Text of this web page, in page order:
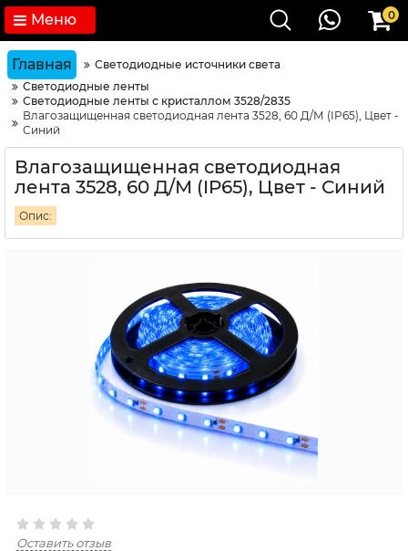
Меню 0
Главная
Светодиодные источники света
Светодиодные ленты
Светодиодные ленты с кристаллом 3528/2835
Влагозащищенная светодиодная лента 3528, 60 Д/М (IP65), Цвет -
Синий
Влагозащищенная светодиодная
лента 3528, 60 Д/М (IP65), Цвет - Синий
Опис:
Оставить отзыв